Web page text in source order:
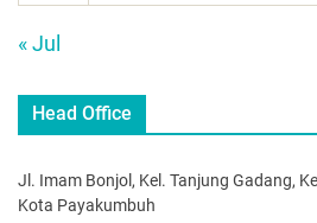
« Jul
Head Office
Jl. Imam Bonjol, Kel. Tanjung Gadang,
Kota Payakumbuh